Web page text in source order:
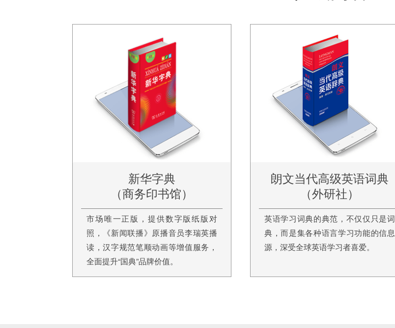
新华字典
（商务印书馆）
市场唯一正版，提供数字版纸版对
照，《新闻联播》原播音员李瑞英播
读，汉字规范笔顺动画等增值服务，
全面提升“国典”品牌价值。
朗文当代高级英语词典
（外研社）
英语学习词典的典范，不仅仅只是词
典，而是集各种语言学习功能的信息
源，深受全球英语学习者喜爱。